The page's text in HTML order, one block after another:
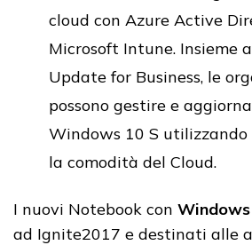
cloud con Azure Active
Microsoft Intune. Insieme
Update for Business, le
possono gestire e
Windows 10 S
la comodità del Cloud.
I nuovi Notebook con
ad Ignite2017 e destinati alle